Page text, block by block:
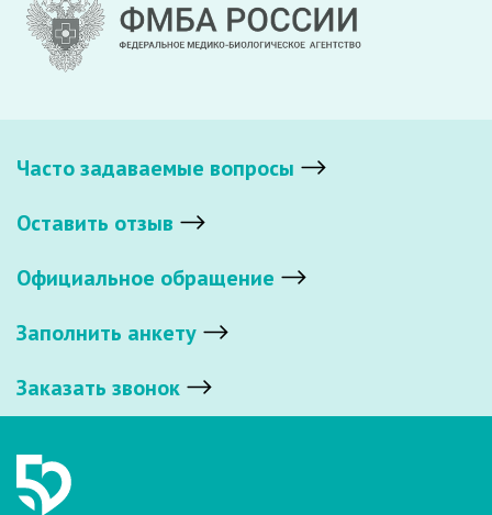
Часто задаваемые вопросы
Оставить отзыв
Официальное обращение
Заполнить анкету
Заказать звонок